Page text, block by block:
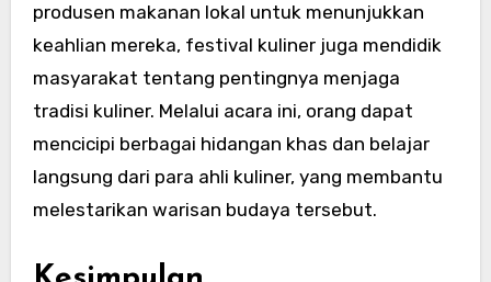
produsen makanan lokal untuk menunjukkan
keahlian mereka, festival kuliner juga mendidik
masyarakat tentang pentingnya menjaga
tradisi kuliner. Melalui acara ini, orang dapat
mencicipi berbagai hidangan khas dan belajar
langsung dari para ahli kuliner, yang membantu
melestarikan warisan budaya tersebut.